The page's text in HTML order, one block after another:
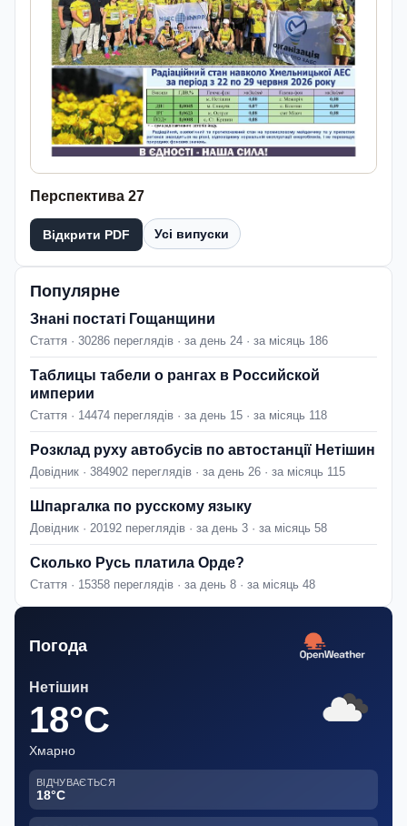
Перспектива 27
Відкрити PDF Усі випуски
Популярне
Знані постаті Гощанщини
Стаття · 30286 переглядів · за день 24 · за місяць 186
Таблицы табели о рангах в Российской
империи
Стаття · 14474 переглядів · за день 15 · за місяць 118
Розклад руху автобусів по автостанції Нетішин
Довідник · 384902 переглядів · за день 26 · за місяць 115
Шпаргалка по русскому языку
Довідник · 20192 переглядів · за день 3 · за місяць 58
Сколько Русь платила Орде?
Стаття · 15358 переглядів · за день 8 · за місяць 48
Погода
Нетішин
18°C
Хмарно
ВІДЧУВАЄТЬСЯ
18°C